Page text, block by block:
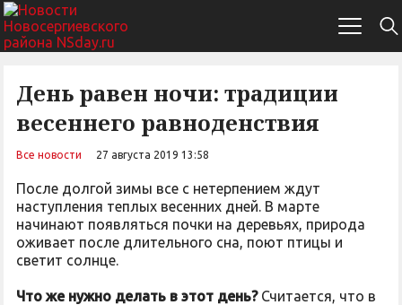
День равен ночи: традиции
весеннего равноденствия
Все новости 27 августа 2019 13:58
После долгой зимы все с нетерпением ждут
наступления теплых весенних дней. В марте
начинают появляться почки на деревьях, природа
оживает после длительного сна, поют птицы и
светит солнце.
Что же нужно делать в этот день?Считается, что в